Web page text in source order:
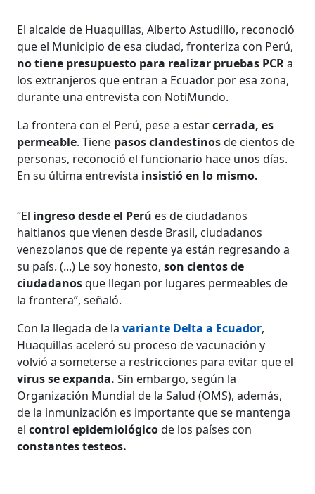
El alcalde de Huaquillas, Alberto Astudillo, reconoció
que el Municipio de esa ciudad, fronteriza con Perú,
no tiene presupuesto para realizar pruebas PCRa
los extranjeros que entran a Ecuador por esa zona,
durante una entrevista con NotiMundo.
La frontera con el Perú, pese a estarcerrada, es
permeable. Tiene pasos clandestinosde cientos de
personas, reconoció el funcionario hace unos días.
En su última entrevista insistió en lo mismo.
“El ingreso desde el Perú es de ciudadanos
haitianos que vienen desde Brasil, ciudadanos
venezolanos que de repente ya están regresando a
su país. (...) Le soy honesto,son cientos de
ciudadanosque llegan por lugares permeables de
la frontera”, señaló.
Con la llegada de lavariante Delta a Ecuador,
Huaquillas aceleró su proceso de vacunación y
volvió a someterse a restricciones para evitar que el
virus se expanda. Sin embargo, según la
Organización Mundial de la Salud (OMS), además,
de la inmunización es importante que se mantenga
elcontrol epidemiológicode los países con
constantes testeos.